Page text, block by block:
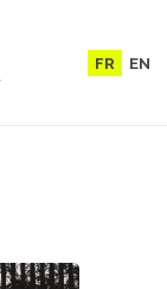
FR EN